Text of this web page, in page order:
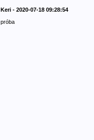
Keri - 2020-07-18 09:28:54
próba